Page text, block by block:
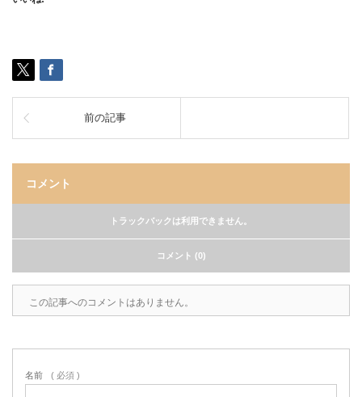
前の記事
コメント
トラックバックは利用できません。
コメント (0)
この記事へのコメントはありません。
名前 ( 必須 )